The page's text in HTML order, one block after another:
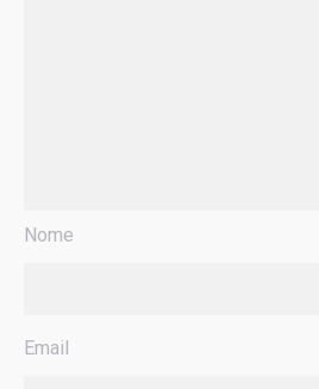
Nome
Email